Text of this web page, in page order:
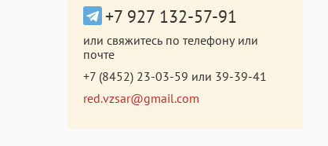
+7 927 132-57-91
или свяжитесь по телефону или
почте
+7 (8452) 23-03-59 или 39-39-41
red.vzsar@gmail.com